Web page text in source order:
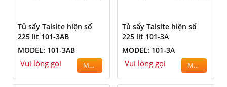
Tủ sấy Taisite hiện số
225 lít 101-3AB
MODEL: 101-3AB
Vui lòng gọi MUA
Tủ sấy Taisite hiện số
225 lít 101-3A
MODEL: 101-3A
Vui lòng gọi MUA